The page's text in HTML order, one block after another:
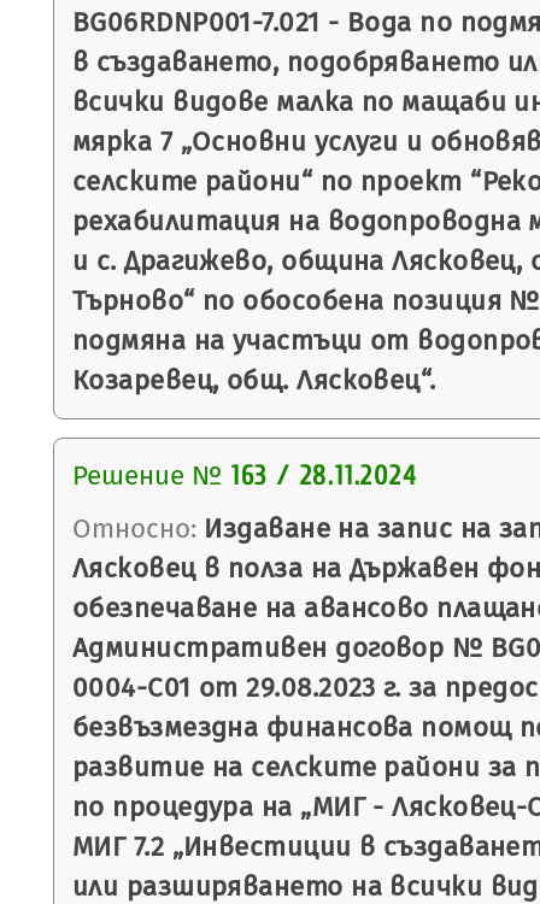
BG06RDNP001-7.021 - Вода по
в създаването, подобряването
всички видове малка по мащаби
мярка 7 „Основни услуги и
селските райони“ по проект
рехабилитация на водопроводна
и с. Драгижево, община Лясковец,
Търново“ по обособена позиция
подмяна на участъци от
Козаревец, общ. Лясковец“.
Решение № 163 / 28.11.2024
Относно: Издаване на запис на
Лясковец в полза на Държавен
обезпечаване на авансово
Административен договор №
0004-C01 от 29.08.2023 г. за
безвъзмездна финансова помощ
развитие на селските райони за
по процедура на „МИГ - Лясковец-
МИГ 7.2 „Инвестиции в
или разширяването на всички